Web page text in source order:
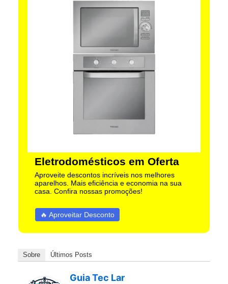
Eletrodomésticos em Oferta
Aproveite descontos incríveis nos melhores
aparelhos. Mais eficiência e economia na sua
casa. Confira nossas promoções!
🔥 Aproveitar Desconto
Sobre Últimos Posts
Guia Tec Lar